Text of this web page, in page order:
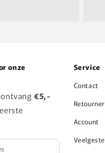
onze
ontvang€5,-
Service
Contact
Account